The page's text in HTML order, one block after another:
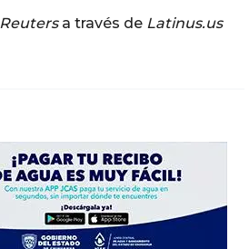
Reutersa través de Latinus.us